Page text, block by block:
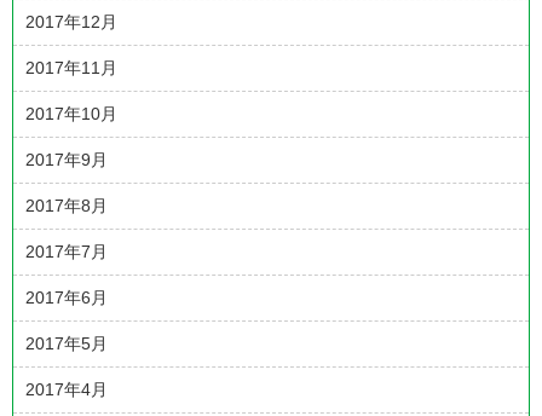
2017年12月
2017年11月
2017年10月
2017年9月
2017年8月
2017年7月
2017年6月
2017年5月
2017年4月